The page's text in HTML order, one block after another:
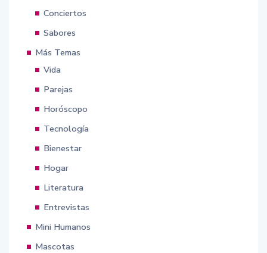
Conciertos
Sabores
Más Temas
Vida
Parejas
Horóscopo
Tecnología
Bienestar
Hogar
Literatura
Entrevistas
Mini Humanos
Mascotas